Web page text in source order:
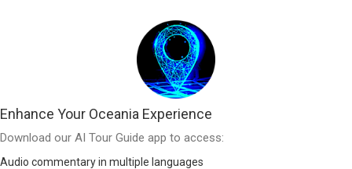
Enhance Your Oceania Experience
Download our AI Tour Guide app to access:
Audio commentary in multiple languages